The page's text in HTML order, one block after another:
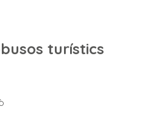
turístics